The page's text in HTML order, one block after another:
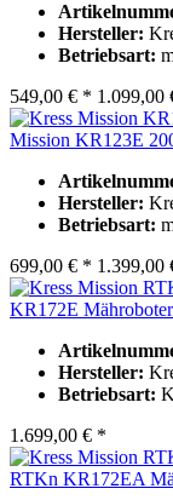
Hersteller:
Betriebsart:
549,00 € * 1.099,00
Mission KR123E
Hersteller:
Betriebsart:
699,00 € * 1.399,00
KR172E Mähroboter
Hersteller:
Betriebsart:
1.699,00 € *
RTKn KR172EA